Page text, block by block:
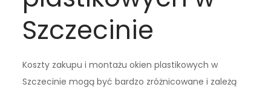
Szczecinie
Koszty zakupu i montażu okien plastikowych w
Szczecinie mogą być bardzo zróżnicowane i zależą